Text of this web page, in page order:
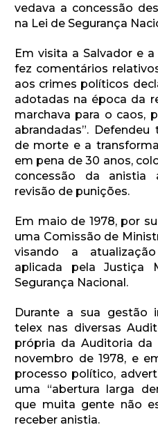
vedava a concessão
na Lei de Segurança
Em visita a Salvador e
fez comentários
aos crimes políticos
adotadas na época da
marchava para o caos,
abrandadas”.
de morte e a
em pena de 30 anos,
concessão da
revisão de punições.
Em maio de 1978, por
uma Comissão de
visando a
aplicada pela Justiça
Segurança Nacional.
Durante a sua gestão
telex nas diversas
própria da Auditoria da
novembro de 1978, e
processo político,
uma “abertura larga
que muita gente não
receber anistia.